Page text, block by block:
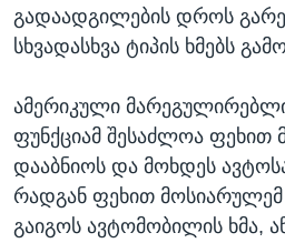
გადაადგილების დროს
სხვადასხვა ტიპის ხმებს
ამერიკული
ფუნქციამ შესაძლოა ფეხით
დააბნიოს და მოხდეს
რადგან ფეხით
გაიგოს ავტომობილის ხმა,